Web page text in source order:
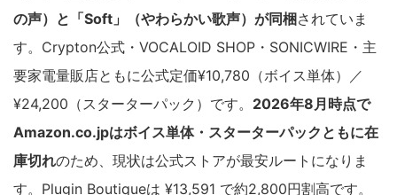
の声）と「Soft」（やわらかい歌声）が同梱されていま
す。Crypton公式・VOCALOID SHOP・SONICWIRE・主
要家電量販店ともに公式定価¥10,780（ボイス単体）／
¥24,200（スターターパック）です。 2026年8月時点で
Amazon.co.jpはボイス単体・スターターパックともに在
庫切れのため、現状は公式ストアが最安ルートになりま
す。Plugin Boutiqueは ¥13,591 で約2,800円割高です。